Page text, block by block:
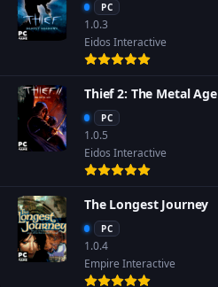
PC
1.0.3
Eidos Interactive
Thief 2: The Metal Age
PC
1.0.5
Eidos Interactive
The Longest Journey
PC
1.0.4
Empire Interactive